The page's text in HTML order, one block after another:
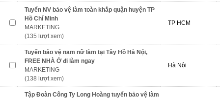
Tuyển NV bảo vệ làm toàn khắp quận huyện TP
Hồ Chí Minh
MARKETING
(135 lượt xem)
TP HCM
Tuyển bảo vệ nam nữ làm tại Tây Hồ Hà Nội,
FREE NHÀ Ở đi làm ngay
MARKETING
(138 lượt xem)
Hà Nội
Tập Đoàn Công Ty Long Hoàng tuyển bảo vệ làm